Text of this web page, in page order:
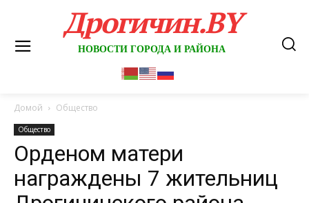
Дрогичин.BY
НОВОСТИ ГОРОДА И РАЙОНА
Домой Общество
Общество
Орденом матери
награждены 7 жительниц